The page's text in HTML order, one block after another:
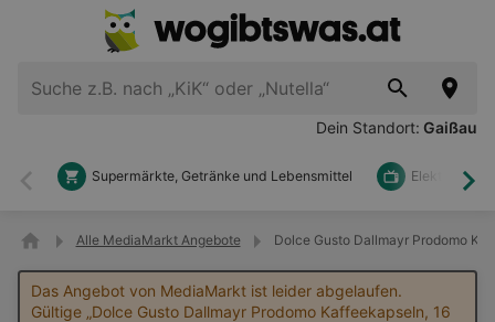
Dein Standort: Gaißau
Zurück
Supermärkte, Getränke und Lebensmittel Elektronik
Alle MediaMarkt Angebote Dolce Gusto Dallmayr Prodomo
Das Angebot von MediaMarkt ist leider abgelaufen.
Gültige „Dolce Gusto Dallmayr Prodomo Kaffeekapseln, 16